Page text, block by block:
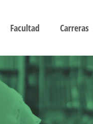
Facultad Carreras